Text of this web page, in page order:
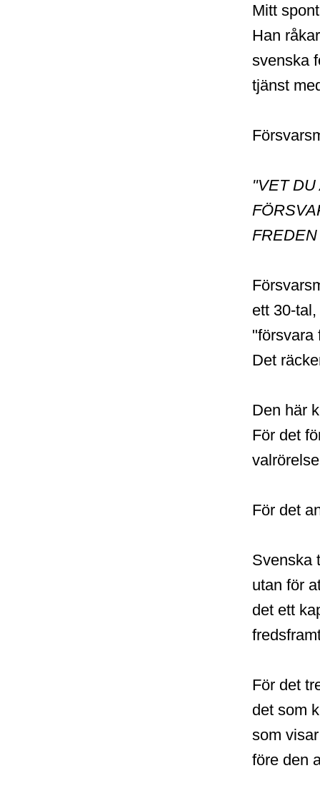
Mitt
Han
svenska
tjänst
"VET
ett 30-
"försvara
Det
Den här
För det
För det
Svenska
utan för
det ett
För det
det som
som
före den